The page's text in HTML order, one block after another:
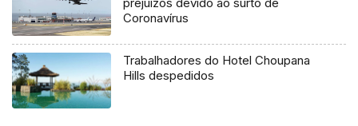
Coronavírus
Trabalhadores do Hotel Choupana
Hills despedidos